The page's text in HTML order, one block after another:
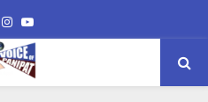
Instagram
Youtube